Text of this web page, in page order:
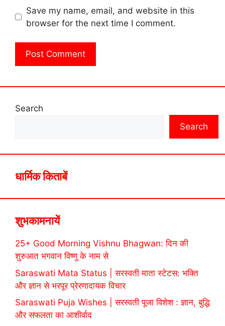
Save my name, email, and website in this
browser for the next time I comment.
Search
Search
धार्मिक किताबें
शुभकामनायें
25+ Good Morning Vishnu Bhagwan: दिन की
शुरुआत भगवान विष्णु के नाम से
Saraswati Mata Status | सरस्वती माता स्टेटस: भक्ति
और ज्ञान से भरपूर प्रेरणादायक विचार
Saraswati Puja Wishes | सरस्वती पूजा विशेश : ज्ञान, बुद्धि
और सफलता का आशीर्वाद